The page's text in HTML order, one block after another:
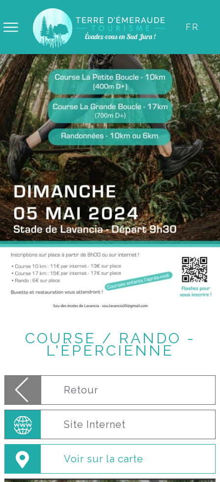
FR
COURSE / RANDO -
L'ÉPERCIENNE
Retour
Site Internet
Voir sur la carte
Panneau de gestion des cookies